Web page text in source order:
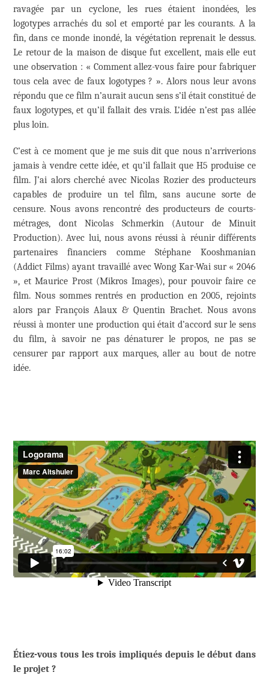
ravagée par un cyclone, les rues étaient inondées, les
logotypes arrachés du sol et emporté par les courants. A la
fin, dans ce monde inondé, la végétation reprenait le dessus.
Le retour de la maison de disque fut excellent, mais elle eut
une observation : « Comment allez-vous faire pour fabriquer
tous cela avec de faux logotypes ? ». Alors nous leur avons
répondu que ce film n’aurait aucun sens s’il était constitué de
faux logotypes, et qu’il fallait des vrais. L’idée n’est pas allée
plus loin.
C’est à ce moment que je me suis dit que nous n’arriverions
jamais à vendre cette idée, et qu’il fallait que H5 produise ce
film. J’ai alors cherché avec Nicolas Rozier des producteurs
capables de produire un tel film, sans aucune sorte de
censure. Nous avons rencontré des producteurs de courts-
métrages, dont Nicolas Schmerkin (Autour de Minuit
Production). Avec lui, nous avons réussi à réunir différents
partenaires financiers comme Stéphane Kooshmanian
(Addict Films) ayant travaillé avec Wong Kar-Wai sur « 2046
», et Maurice Prost (Mikros Images), pour pouvoir faire ce
film. Nous sommes rentrés en production en 2005, rejoints
alors par François Alaux & Quentin Brachet. Nous avons
réussi à monter une production qui était d’accord sur le sens
du film, à savoir ne pas dénaturer le propos, ne pas se
censurer par rapport aux marques, aller au bout de notre
idée.
Étiez-vous tous les trois impliqués depuis le début dans
le projet ?